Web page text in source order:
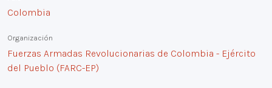
Colombia
Organización
Fuerzas Armadas Revolucionarias de Colombia - Ejército
del Pueblo (FARC-EP)